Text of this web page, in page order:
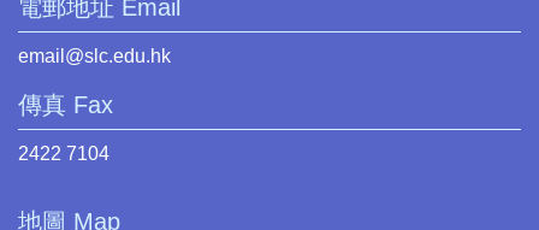
電郵地址 Email
email@slc.edu.hk
傳真 Fax
2422 7104
地圖 Map